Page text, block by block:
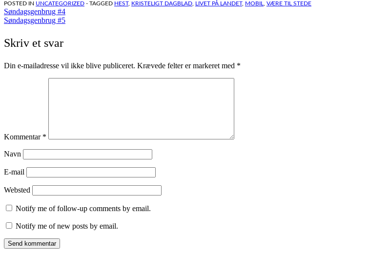
POSTED IN UNCATEGORIZED - TAGGED HEST, KRISTELIGT DAGBLAD, LIVET PÅ LANDET, MOBIL, VÆRE TIL STEDE
Indlægsnavigation
Søndagsgenbrug #4
Søndagsgenbrug #5
Skriv et svar
Din e-mailadresse vil ikke blive publiceret. Krævede felter er markeret med *
Kommentar *
Navn
E-mail
Websted
Notify me of follow-up comments by email.
Notify me of new posts by email.